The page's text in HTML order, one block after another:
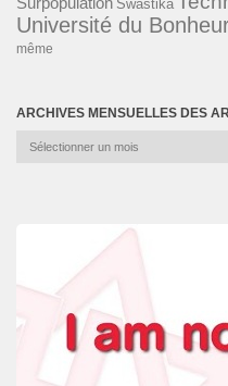
Swastika
Université du
même
ARCHIVES MENSUELLES DES
Archives